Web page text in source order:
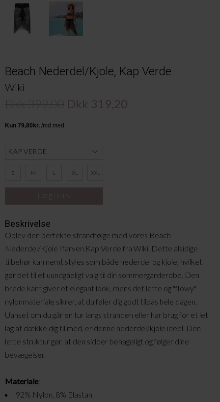
Beach Nederdel/Kjole, Kap Verde
Wiki
Dkk 319,20
S M L XL XXL
Beskrivelse
Oplev den perfekte strandfølge med vores Beach
Nederdel/Kjole i farven Kap Verde fra Wiki. Dette alsidige
tilbehør kan nemt styles som både nederdel og kjole, hvilket
gør det til et uundgåeligt valg til din sommergarderobe. Den
brede kant giver et elegant look, mens det lette og "flowy"
nylonmateriale sikrer, at du føler dig godt tilpas hele dagen.
Uanset om du går en tur langs stranden eller har brug for et let
lag at dække dig til med, er denne nederdel/kjole ideel. Den
lette struktur gør, at den sidder behageligt og følger dine
bevægelser.
Materiale:
92% Nylon, 8% Elastan